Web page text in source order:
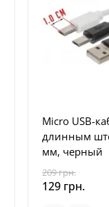
Micro USB-
длинным
мм, черный
209 грн.
129 грн.